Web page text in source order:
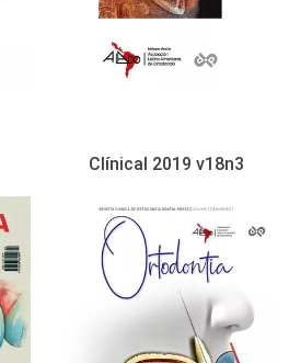
Clínical 2019 v18n3